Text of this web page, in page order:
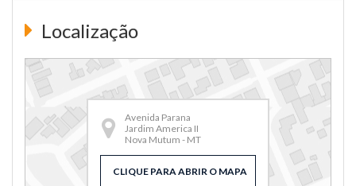
Localização
Avenida Parana
Jardim America II
Nova Mutum - MT
CLIQUE PARA ABRIR O MAPA